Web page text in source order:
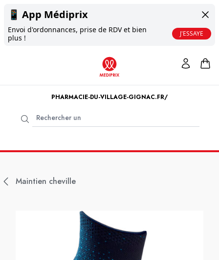
📱 App Médiprix
Envoi d'ordonnances, prise de RDV et bien
plus !
J'ESSAYE
PHARMACIE-DU-VILLAGE-GIGNAC.FR/
Maintien cheville